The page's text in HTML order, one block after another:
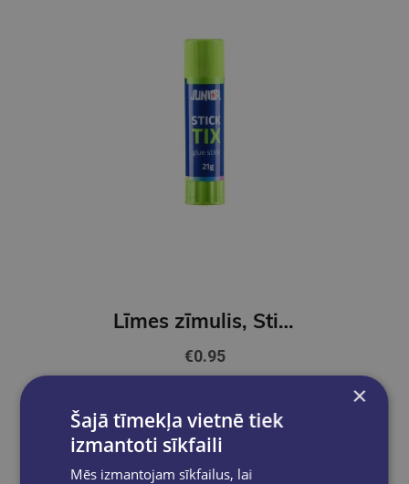
Līmes zīmulis, Stick Tix, 21 gr
€0.95
×
Šajā tīmekļa vietnē tiek
izmantoti sīkfaili
Mēs izmantojam sīkfailus, lai